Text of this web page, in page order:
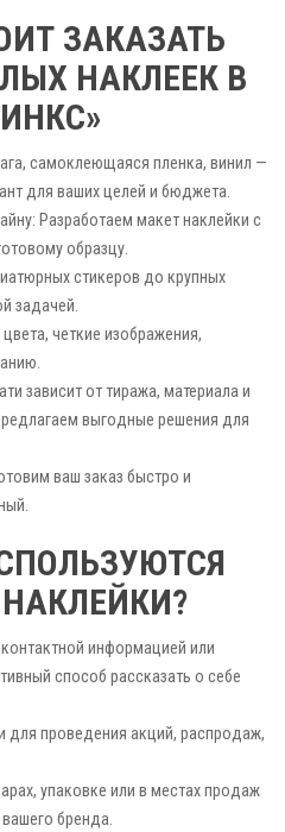
ЗАКАЗАТЬ
НАКЛЕЕК В
самоклеющаяся пленка, винил —
для ваших целей и бюджета.
Разработаем макет наклейки с
образцу.
стикеров до крупных
задачей.
четкие изображения,
зависит от тиража, материала и
выгодные решения для
ваш заказ быстро и
информацией или
способ рассказать о себе
для проведения акций, распродаж,
упаковке или в местах продаж
бренда.